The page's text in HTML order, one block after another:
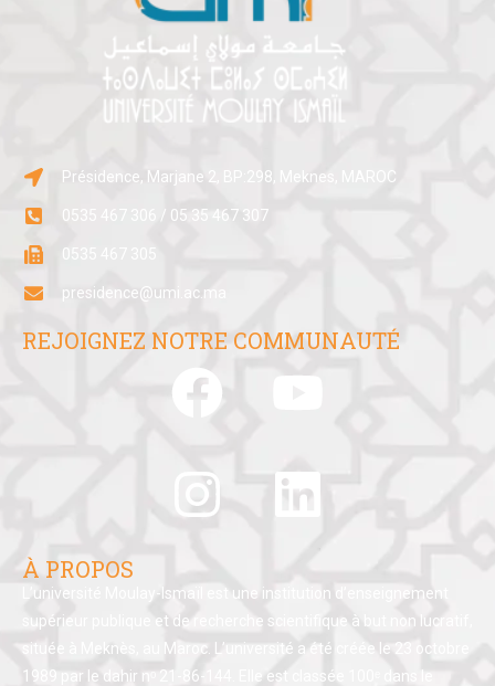
Présidence, Marjane 2, BP:298, Meknes, MAROC
0535 467 306 / 05 35 467 307
0535 467 305
presidence@umi.ac.ma
REJOIGNEZ NOTRE COMMUNAUTÉ
À PROPOS
L’université Moulay-Ismaïl est une institution d’enseignement
supérieur publique et de recherche scientifique à but non lucratif,
située à Meknès, au Maroc. L’université a été créée le 23 octobre
1989 par le dahir nᵒ 21-86-144. Elle est classée 100ᵉ dans le